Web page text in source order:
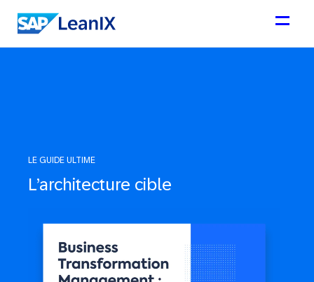
LE GUIDE ULTIME
L’architecture cible